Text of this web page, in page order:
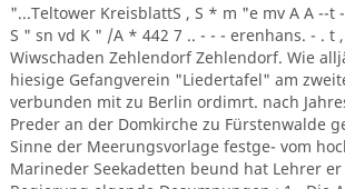
"...Teltower KreisblattS , S * m "e mv A A --
S " sn vd K " /A * 442 7 .. - - - erenhans. - .
Wiwschaden Zehlendorf Zehlendorf. Wie
hiesige Gefangverein "Liedertafel" am
verbunden mit zu Berlin ordimrt. nach
Preder an der Domkirche zu Fürstenwalde
Sinne der Meerungsvorlage festge- vom
Marineder Seekadetten beund hat Lehrer